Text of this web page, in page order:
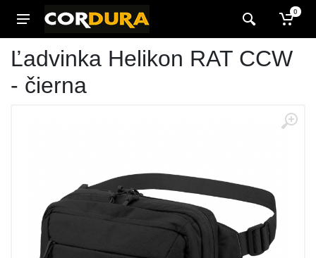
0
Ľadvinka Helikon RAT CCW
- čierna